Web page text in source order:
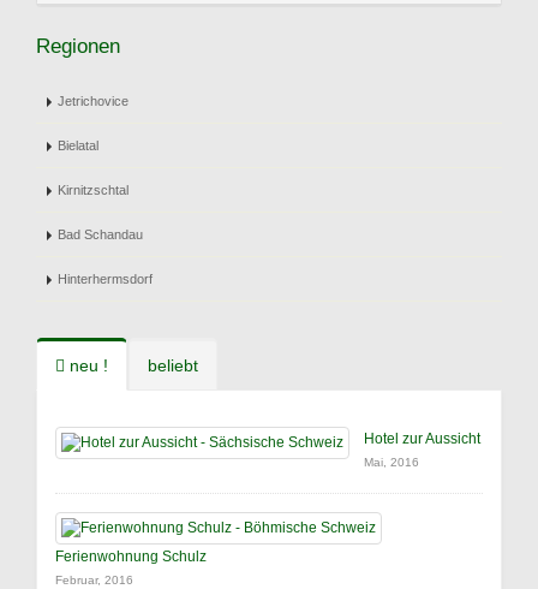
Regionen
Jetrichovice
Bielatal
Kirnitzschtal
Bad Schandau
Hinterhermsdorf
neu ! beliebt
Hotel zur Aussicht
Mai, 2016
Ferienwohnung Schulz
Februar, 2016